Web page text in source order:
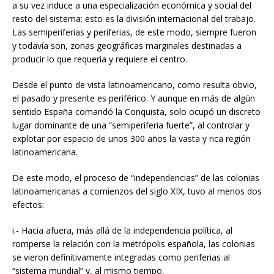
a su vez induce a una especialización económica y social del
resto del sistema: esto es la división internacional del trabajo.
Las semiperiferias y periferias, de este modo, siempre fueron
y todavía son, zonas geográficas marginales destinadas a
producir lo que requería y requiere el centro.
Desde el punto de vista latinoamericano, como resulta obvio,
el pasado y presente es periférico. Y aunque en más de algún
sentido España comandó la Conquista, solo ocupó un discreto
lugar dominante de una “semiperiferia fuerte”, al controlar y
explotar por espacio de unos 300 años la vasta y rica región
latinoamericana.
De este modo, el proceso de “independencias” de las colonias
latinoamericanas a comienzos del siglo XIX, tuvo al menos dos
efectos:
i.- Hacia afuera, más allá de la independencia política, al
romperse la relación con la metrópolis española, las colonias
se vieron definitivamente integradas como periferias al
“sistema mundial” y, al mismo tiempo,